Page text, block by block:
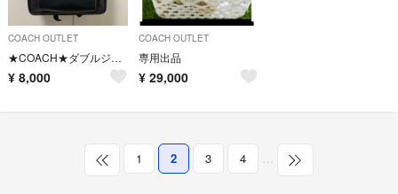
COACH OUTLET
★COACH★ダブルジップリュック ラージサイズA4・ノートPC収納可
¥ 8,000
COACH OUTLET
専用出品
¥ 29,000
1 2 3 4 …